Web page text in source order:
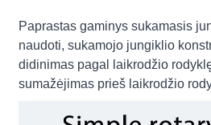
Paprastas gaminys sukamasis
naudoti, sukamojo jungiklio
didinimas pagal laikrodžio
sumažėjimas prieš laikrodžio